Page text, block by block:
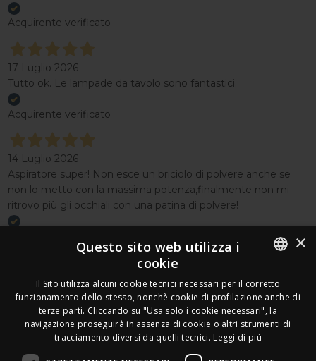
Acquirente verificato
17 Luglio 2026
Tutto ok. Le lampade da tavolo sono fantastici.
Acquirente verificato
14 Luglio 2026
Aspiratore super! Non esce un briciolo di polvere anche se
non lo metto con la massima potenza,finalmente non mi
ritrovo più gli occhiali con una patina di polvere!
Seguici
Newsletter
ITALIAN
FRENCH
GERMAN
ENGLISH
×
Questo sito web utilizza i
cookie
Il Sito utilizza alcuni cookie tecnici necessari per il corretto
funzionamento dello stesso, nonchè cookie di profilazione anche di
terze parti. Cliccando su "Usa solo i cookie necessari", la
navigazione proseguirà in assenza di cookie o altri strumenti di
tracciamento diversi da quelli tecnici. Leggi di più